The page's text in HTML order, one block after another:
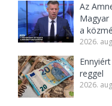
Az
a
2026.
reggel
2026.